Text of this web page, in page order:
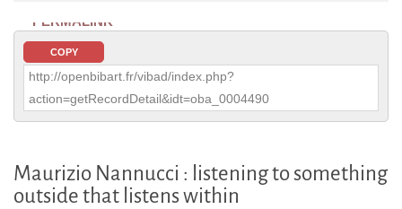
PERMALINK
COPY
http://openbibart.fr/vibad/index.php?
action=getRecordDetail&idt=oba_0004490
Maurizio Nannucci : listening to something
outside that listens within